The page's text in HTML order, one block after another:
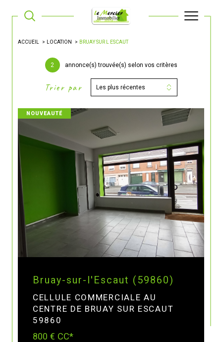
ACCUEIL LOCATION BRUAY SUR L ESCAUT
2 annonce(s) trouvée(s) selon vos critères
Trier par Les plus récentes
Bruay-sur-l'Escaut (59860)
CELLULE COMMERCIALE AU
CENTRE DE BRUAY SUR ESCAUT
59860
800 € CC*
NOUVEAUTÉ